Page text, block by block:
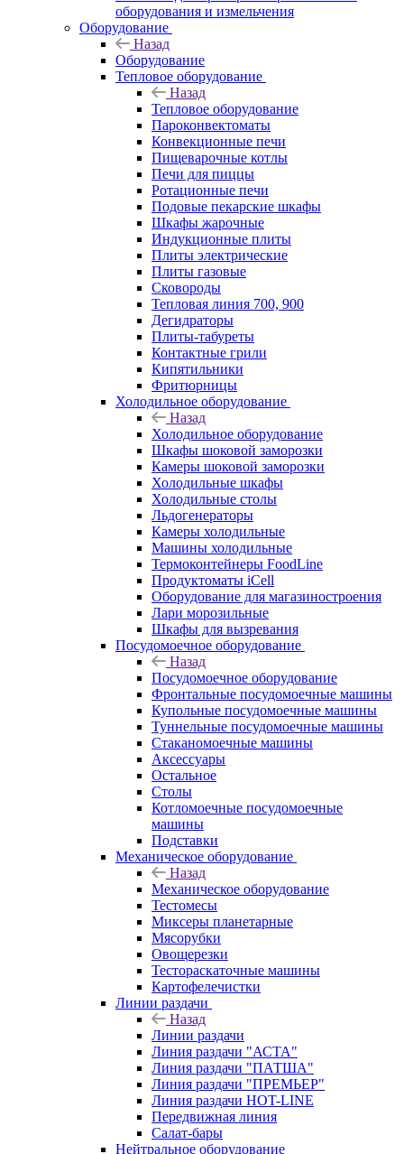
оборудования и измельчения
Оборудование
Назад
Оборудование
Тепловое оборудование
Назад
Тепловое оборудование
Пароконвектоматы
Конвекционные печи
Пищеварочные котлы
Печи для пиццы
Ротационные печи
Подовые пекарские шкафы
Шкафы жарочные
Индукционные плиты
Плиты электрические
Плиты газовые
Сковороды
Тепловая линия 700, 900
Дегидраторы
Плиты-табуреты
Контактные грили
Кипятильники
Фритюрницы
Холодильное оборудование
Назад
Холодильное оборудование
Шкафы шоковой заморозки
Камеры шоковой заморозки
Холодильные шкафы
Холодильные столы
Льдогенераторы
Камеры холодильные
Машины холодильные
Термоконтейнеры FoodLine
Продуктоматы iCell
Оборудование для магазиностроения
Лари морозильные
Шкафы для вызревания
Посудомоечное оборудование
Назад
Посудомоечное оборудование
Фронтальные посудомоечные машины
Купольные посудомоечные машины
Туннельные посудомоечные машины
Стаканомоечные машины
Аксессуары
Остальное
Столы
Котломоечные посудомоечные
машины
Подставки
Механическое оборудование
Назад
Механическое оборудование
Тестомесы
Миксеры планетарные
Мясорубки
Овощерезки
Тестораскаточные машины
Картофелечистки
Линии раздачи
Назад
Линии раздачи
Линия раздачи "АСТА"
Линия раздачи "ПАТША"
Линия раздачи "ПРЕМЬЕР"
Линия раздачи HOT-LINE
Передвижная линия
Салат-бары
Нейтральное оборудование